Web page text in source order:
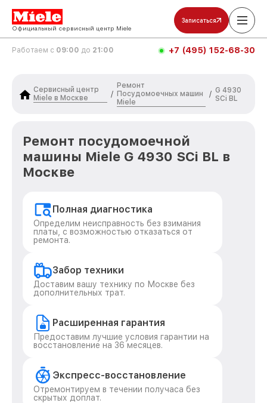
Официальный сервисный центр Miele
Записаться
Работаем с 09:00 до 21:00 +7 (495) 152-68-30
Сервисный центр
Miele в Москве
/
Ремонт
Посудомоечных машин
Miele
/ G 4930
SCi BL
Ремонт посудомоечной
машины Miele G 4930 SCi BL в
Москве
Полная диагностика
Определим неисправность без взимания
платы, с возможностью отказаться от
ремонта.
Забор техники
Доставим вашу технику по Москве без
дополнительных трат.
Расширенная гарантия
Предоставим лучшие условия гарантии на
восстановление на 36 месяцев.
Экспресс-восстановление
Отремонтируем в течении получаса без
скрытых доплат.